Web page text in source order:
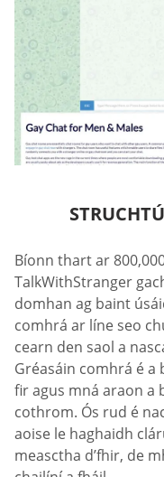
Bíonn thart ar
TalkWithStranger
domhan ag baint
comhrá ar líne seo
cearn den saol a
Gréasáin comhrá é
fir agus mná araon a
cothrom. Ós rud é
aoise le haghaidh
measctha d’fhir, de